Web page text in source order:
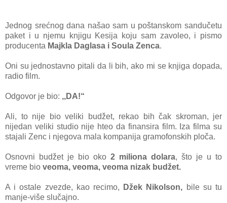
Jednog srećnog dana našao sam u poštanskom sandučetu
paket i u njemu knjigu Kesija koju sam zavoleo, i pismo
producenta Majkla Daglasa i Soula Zenca.
Oni su jednostavno pitali da li bih, ako mi se knjiga dopada,
radio film.
Odgovor je bio: ,,DA!“
Ali, to nije bio veliki budžet, rekao bih čak skroman, jer
nijedan veliki studio nije hteo da finansira film. Iza filma su
stajali Zenc i njegova mala kompanija gramofonskih ploča.
Osnovni budžet je bio oko 2 miliona dolara, što je u to
vreme bio veoma, veoma, veoma nizak budžet.
A i ostale zvezde, kao recimo, Džek Nikolson, bile su tu
manje-više slučajno.